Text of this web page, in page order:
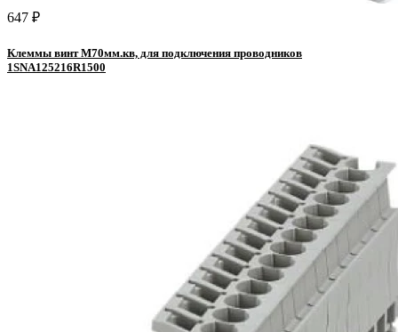
647 ₽
Клеммы винт M70мм.кв, для подключения проводников
1SNA125216R1500